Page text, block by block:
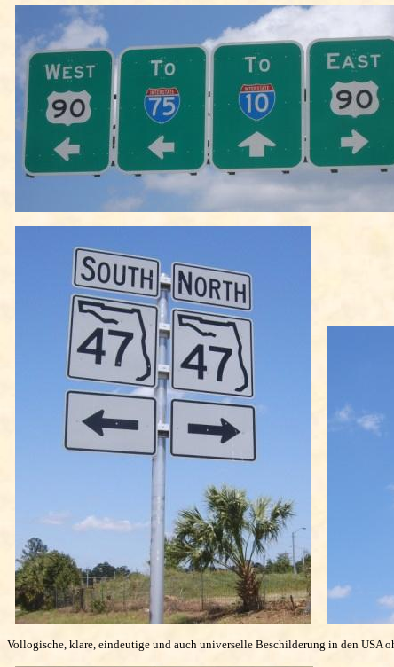
Vollogische, klare, eindeutige und auch universelle Beschilderung in den USA